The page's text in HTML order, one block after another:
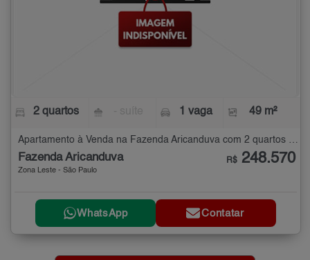
2 quartos 1 vaga 49 m²
Apartamento à Venda na Fazenda Aricanduva com 2 quartos - 49 m²
Fazenda Aricanduva
Zona Leste - São Paulo
R$ 248.570
WhatsApp Contatar